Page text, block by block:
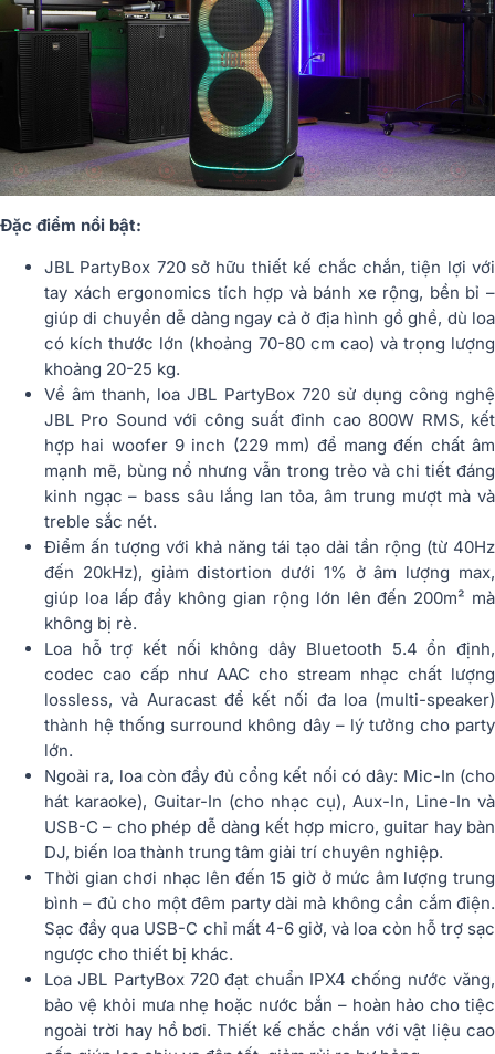
Đặc điểm nổi bật:
JBL PartyBox 720 sở hữu thiết kế chắc chắn, tiện lợi với
tay xách ergonomics tích hợp và bánh xe rộng, bền bỉ –
giúp di chuyển dễ dàng ngay cả ở địa hình gồ ghề, dù loa
có kích thước lớn (khoảng 70-80 cm cao) và trọng lượng
khoảng 20-25 kg.
Về âm thanh, loa JBL PartyBox 720 sử dụng công nghệ
JBL Pro Sound với công suất đỉnh cao 800W RMS, kết
hợp hai woofer 9 inch (229 mm) để mang đến chất âm
mạnh mẽ, bùng nổ nhưng vẫn trong trẻo và chi tiết đáng
kinh ngạc – bass sâu lắng lan tỏa, âm trung mượt mà và
treble sắc nét.
Điểm ấn tượng với khả năng tái tạo dải tần rộng (từ 40Hz
đến 20kHz), giảm distortion dưới 1% ở âm lượng max,
giúp loa lấp đầy không gian rộng lớn lên đến 200m² mà
không bị rè.
Loa hỗ trợ kết nối không dây Bluetooth 5.4 ổn định,
codec cao cấp như AAC cho stream nhạc chất lượng
lossless, và Auracast để kết nối đa loa (multi-speaker)
thành hệ thống surround không dây – lý tưởng cho party
lớn.
Ngoài ra, loa còn đầy đủ cổng kết nối có dây: Mic-In (cho
hát karaoke), Guitar-In (cho nhạc cụ), Aux-In, Line-In và
USB-C – cho phép dễ dàng kết hợp micro, guitar hay bàn
DJ, biến loa thành trung tâm giải trí chuyên nghiệp.
Thời gian chơi nhạc lên đến 15 giờ ở mức âm lượng trung
bình – đủ cho một đêm party dài mà không cần cắm điện.
Sạc đầy qua USB-C chỉ mất 4-6 giờ, và loa còn hỗ trợ sạc
ngược cho thiết bị khác.
Loa JBL PartyBox 720 đạt chuẩn IPX4 chống nước văng,
bảo vệ khỏi mưa nhẹ hoặc nước bắn – hoàn hảo cho tiệc
ngoài trời hay hồ bơi. Thiết kế chắc chắn với vật liệu cao